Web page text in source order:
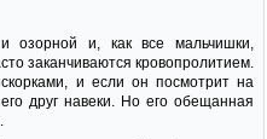
озорной и, как все мальчишки,
заканчиваются кровопролитием.
и если он посмотрит на
друг навеки. Но его обещанная